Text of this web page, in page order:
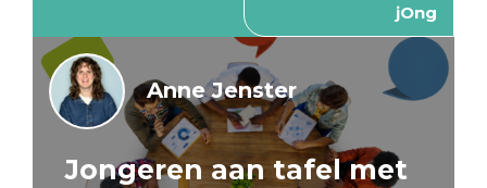
jOng
Anne Jenster
Jongeren aan tafel met